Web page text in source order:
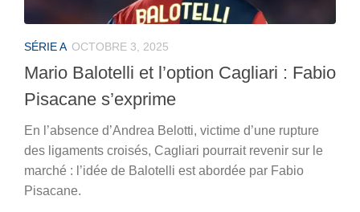
SÉRIE A OCTOBRE 3, 2025
Mario Balotelli et l’option Cagliari : Fabio
Pisacane s’exprime
En l’absence d’Andrea Belotti, victime d’une rupture
des ligaments croisés, Cagliari pourrait revenir sur le
marché : l’idée de Balotelli est abordée par Fabio
Pisacane.